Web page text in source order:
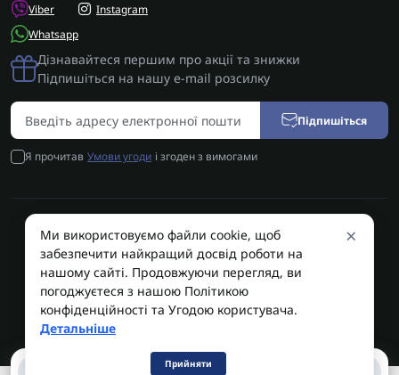
0
Viber
Whatsapp
Instagram
Дізнавайтеся першим про акції та знижки
Підпишіться на нашу e-mail розсилку
Підпишіться
Я прочитав Умови угоди і згоден з вимогами
AUTOSHIFT | Запчастини АКПП | Ремонт АКПП © 2026
AUTOSHIFT
×
Ми використовуємо файли cookie, щоб
забезпечити найкращий досвід роботи на
нашому сайті. Продовжуючи перегляд, ви
погоджуєтеся з нашою Політикою
конфіденційності та Угодою користувача.
Детальніше
Прийняти